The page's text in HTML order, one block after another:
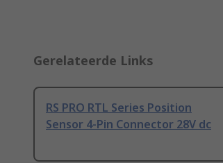
Gerelateerde Links
RS PRO RTL Series Position
Sensor 4-Pin Connector 28V dc